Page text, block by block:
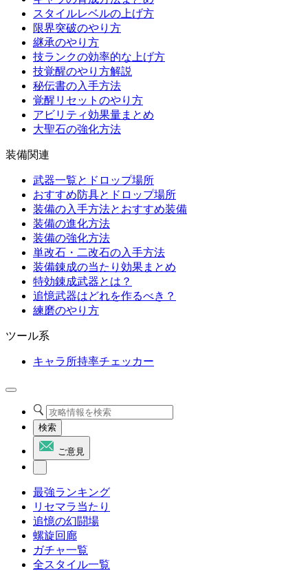
スタイルレベルの上げ方
限界突破のやり方
継承のやり方
技ランクの効率的な上げ方
技覚醒のやり方解説
秘伝書の入手方法
覚醒リセットのやり方
アビリティ効果量まとめ
大聖石の強化方法
装備関連
武器一覧とドロップ場所
おすすめ防具とドロップ場所
装備の入手方法とおすすめ装備
装備の進化方法
装備の強化方法
単改石・二改石の入手方法
装備錬成の当たり効果まとめ
特効錬成武器とは？
追憶武器はどれを作るべき？
練磨のやり方
ツール系
キャラ所持率チェッカー
検索
ご意見
最強ランキング
リセマラ当たり
追憶の幻闘場
螺旋回廊
ガチャ一覧
全スタイル一覧